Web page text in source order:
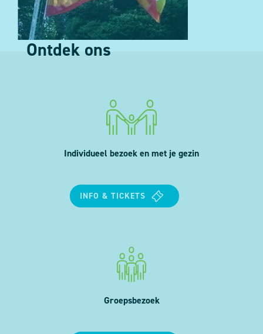
Ontdek ons
Individueel bezoek en met je gezin
INFO & TICKETS
Groepsbezoek